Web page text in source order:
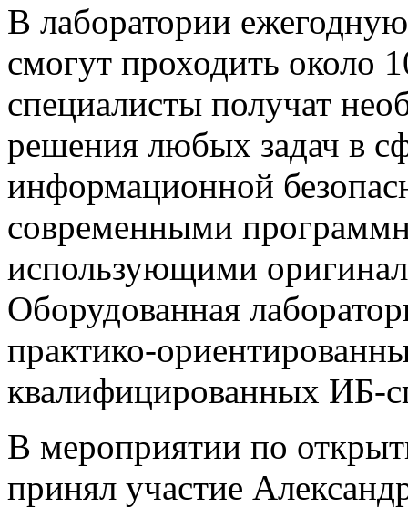
В лаборатории
смогут проходить около
специалисты получат
решения любых задач в
информационной
современными
использующими
Оборудованная
практико-
квалифицированных ИБ-
В мероприятии по
принял участие